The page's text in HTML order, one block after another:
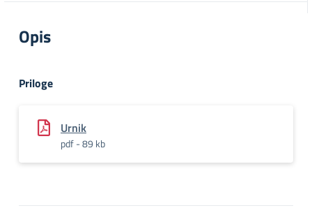
Opis
Priloge
Urnik
pdf - 89 kb